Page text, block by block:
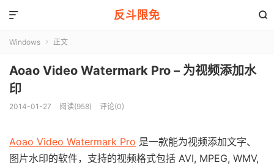
反斗限免 

Windows  正文
Aoao Video Watermark Pro – 为视频添加水
印
2014-01-27 阅读(958) 评论(0)
Aoao Video Watermark Pro 是一款能为视频添加文字、
图片水印的软件，支持的视频格式包括 AVI, MPEG, WMV,